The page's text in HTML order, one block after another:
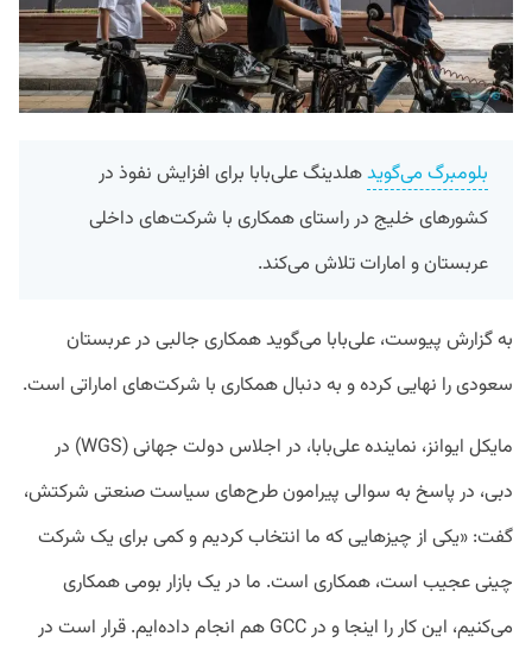
بلومبرگ می‌گویدهلدینگ علی‌بابا برای افزایش نفوذ در
کشور‌های خلیج در راستای همکاری با شرکت‌های داخلی
عربستان و امارات تلاش می‌کند.
به گزارش پیوست، علی‌بابا می‌گوید همکاری جالبی در عربستان
سعودی را نهایی کرده و به دنبال همکاری با شرکت‌های اماراتی است.
مایکل ایوانز، نماینده علی‌بابا، در اجلاس دولت جهانی (WGS) در
دبی، در پاسخ به سوالی پیرامون طرح‌های سیاست صنعتی شرکتش،
گفت: «یکی از چیزهایی که ما انتخاب کردیم و کمی برای یک شرکت
چینی عجیب است، همکاری است. ما در یک بازار بومی همکاری
می‌کنیم، این کار را اینجا و در GCC هم انجام داده‌ایم. قرار است در